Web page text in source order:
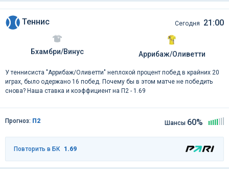
Теннис Сегодня 21:00
Бхамбри/Винус Аррибаж/Оливетти
У теннисиста "Аррибаж/Оливетти" неплохой процент побед в крайних 20
играх, было одержано 16 побед. Почему бы в этом матче не победить
снова? Наша ставка и коэффициент на П2 - 1.69
Прогноз: П2 Шансы 60%
Повторить в БК 1.69